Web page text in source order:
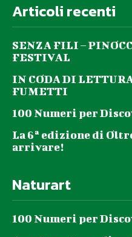
Articoli recenti
SENZA FILI –
FESTIVAL
IN CODA DI
FUMETTI
100 Numeri per
La 6ª edizione di
arrivare!
Naturart
100 Numeri per